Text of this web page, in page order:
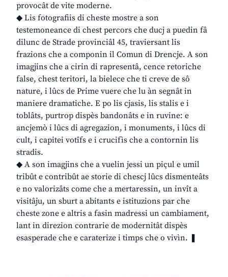
provocât de vite moderne.
◆ Lis fotografiis di cheste mostre a son
testemoneance di chest percors che ducj a puedin fâ
dilunc de Strade provinciâl 45, traviersant lis
frazions che a componin il Comun di Drencje. A son
imagjins che a cirin di rapresentâ, cence retoriche
false, chest teritori, la bielece che ti creve de sô
nature, i lûcs de Prime vuere che lu àn segnât in
maniere dramatiche. E po lis cjasis, lis stalis e i
toblâts, purtrop dispès bandonâts e in ruvine: e
ancjemò i lûcs di agregazion, i monuments, i lûcs di
cult, i capitei votîfs e i crucifìs che a contornin lis
stradis.
◆ A son imagjins che a vuelin jessi un piçul e umil
tribût e contribût ae storie di chescj lûcs dismenteâts
e no valorizâts come che a mertaressin, un invît a
visitâju, un sburt a abitants e istituzions par che
cheste zone e altris a fasin madressi un cambiament,
lant in direzion contrarie de modernitât dispès
esasperade che e caraterize i timps che o vivìn. ❚